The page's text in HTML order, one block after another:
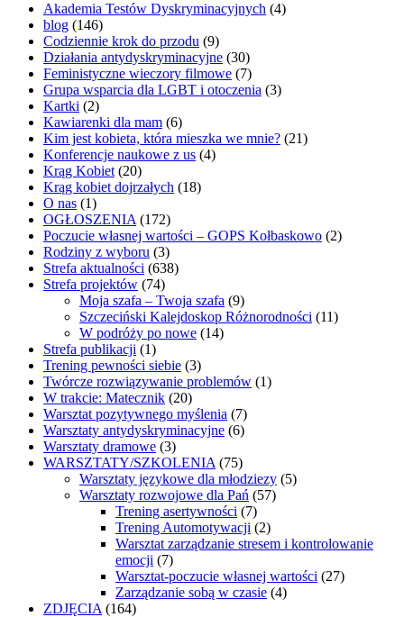
Akademia Testów Dyskryminacyjnych (4)
blog (146)
Codziennie krok do przodu (9)
Działania antydyskryminacyjne (30)
Feministyczne wieczory filmowe (7)
Grupa wsparcia dla LGBT i otoczenia (3)
Kartki (2)
Kawiarenki dla mam (6)
Kim jest kobieta, która mieszka we mnie? (21)
Konferencje naukowe z us (4)
Krąg Kobiet (20)
Krąg kobiet dojrzałych (18)
O nas (1)
OGŁOSZENIA (172)
Poczucie własnej wartości – GOPS Kołbaskowo (2)
Rodziny z wyboru (3)
Strefa aktualności (638)
Strefa projektów (74)
Moja szafa – Twoja szafa (9)
Szczeciński Kalejdoskop Różnorodności (11)
W podróży po nowe (14)
Strefa publikacji (1)
Trening pewności siebie (3)
Twórcze rozwiązywanie problemów (1)
W trakcie: Matecznik (20)
Warsztat pozytywnego myślenia (7)
Warsztaty antydyskryminacyjne (6)
Warsztaty dramowe (3)
WARSZTATY/SZKOLENIA (75)
Warsztaty językowe dla młodziezy (5)
Warsztaty rozwojowe dla Pań (57)
Trening asertywności (7)
Trening Automotywacji (2)
Warsztat zarządzanie stresem i kontrolowanie
emocji (7)
Warsztat-poczucie własnej wartości (27)
Zarządzanie sobą w czasie (4)
ZDJĘCIA (164)